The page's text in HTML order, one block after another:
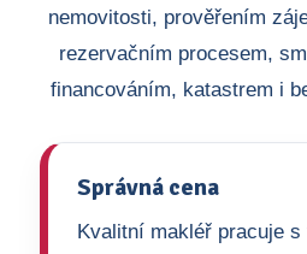
nemovitosti, prověřením
rezervačním procesem,
financováním, katastrem i
Správná cena
Kvalitní makléř pracuje